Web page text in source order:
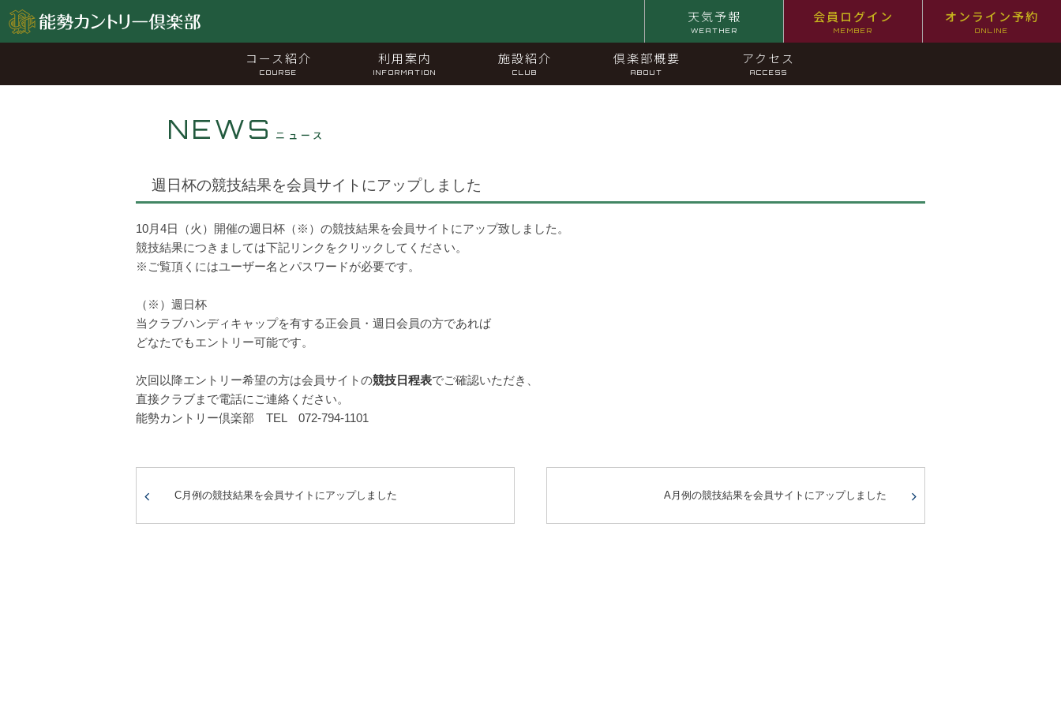
天気予報
WEATHER
会員ログイン
MEMBER
オンライン予約
ONLINE
コース紹介
COURSE
利用案内
INFORMATION
施設紹介
CLUB
倶楽部概要
ABOUT
アクセス
ACCESS
NEWS ニュース
週日杯の競技結果を会員サイトにアップしました
10月4日（火）開催の週日杯（※）の競技結果を会員サイトにアップ致しました。
競技結果につきましては下記リンクをクリックしてください。
※ご覧頂くにはユーザー名とパスワードが必要です。
（※）週日杯
当クラブハンディキャップを有する正会員・週日会員の方であれば
どなたでもエントリー可能です。
次回以降エントリー希望の方は会員サイトの競技日程表でご確認いただき、
直接クラブまで電話にご連絡ください。
能勢カントリー倶楽部 TEL 072-794-1101
C月例の競技結果を会員サイトにアップしました A月例の競技結果を会員サイトにアップしました